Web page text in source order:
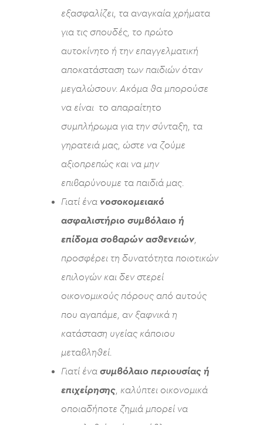
εξασφαλίζει, τα αναγκαία χρήματα
για τις σπουδές, το πρώτο
αυτοκίνητο ή την επαγγελματική
αποκατάσταση των παιδιών όταν
μεγαλώσουν. Ακόμα θα μπορούσε
να είναι το απαραίτητο
συμπλήρωμα για την σύνταξη, τα
γηρατειά μας, ώστε να ζούμε
αξιοπρεπώς και να μην
επιβαρύνουμε τα παιδιά μας.
Γιατί ένα νοσοκομειακό
ασφαλιστήριο συμβόλαιο ή
επίδομα σοβαρών ασθενειών,
προσφέρει τη δυνατότητα ποιοτικών
επιλογών και δεν στερεί
οικονομικούς πόρους από αυτούς
που αγαπάμε, αν ξαφνικά η
κατάσταση υγείας κάποιου
μεταβληθεί.
Γιατί ένα συμβόλαιο περιουσίας ή
επιχείρησης, καλύπτει οικονομικά
οποιαδήποτε ζημιά μπορεί να